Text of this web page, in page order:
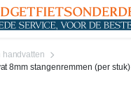
handvatten
8mm stangenremmen (per stuk)